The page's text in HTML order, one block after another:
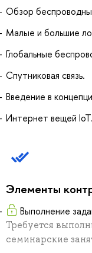
Обзор
Малые и большие
Глобальные
Спутниковая связь.
Введение в
Интернет вещей IoT.
Элементы
Выполнение
Требуется
семинарские